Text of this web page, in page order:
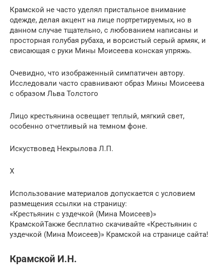
Крамской не часто уделял пристальное внимание
одежде, делая акцент на лице портретируемых, но в
данном случае тщательно, с любованием написаны и
просторная голубая рубаха, и ворсистый серый армяк, и
свисающая с руки Мины Моисеева конская упряжь.
Очевидно, что изображенный симпатичен автору.
Исследовали часто сравнивают образ Мины Моисеева
с образом Льва Толстого
Лицо крестьянина освещает теплый, мягкий свет,
особенно отчетливый на темном фоне.
Искуствовед Некрылова Л.П.
Х
Использование материалов допускается с условием
размещения ссылки на страницу:
«Крестьянин с уздечкой (Мина Моисеев)»
КрамскойТакже бесплатно скачивайте «Крестьянин с
уздечкой (Мина Моисеев)» Крамской на странице сайта!
Крамской И.Н.